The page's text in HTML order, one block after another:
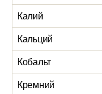
Калий
Кальций
Кобальт
Кремний